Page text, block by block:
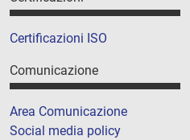
Certificazioni ISO
Comunicazione
Area Comunicazione
Social media policy